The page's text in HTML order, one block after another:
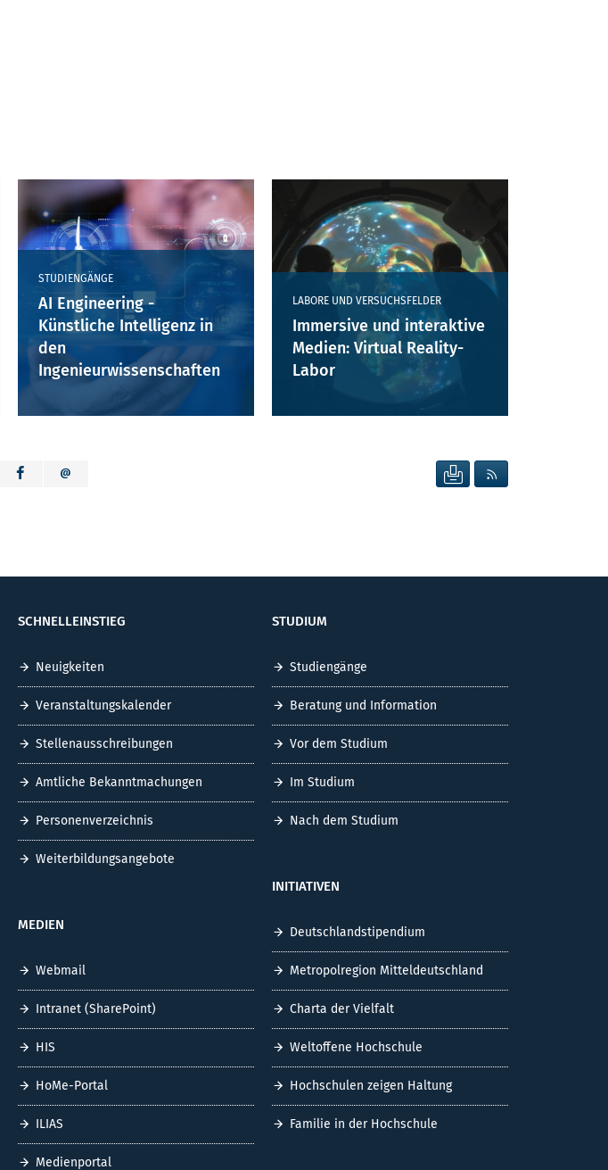
STUDIENGÄNGE
AI Engineering -
Künstliche Intelligenz in
den
Ingenieurwissenschaften
LABORE UND VERSUCHSFELDER
Immersive und interaktive
Medien: Virtual Reality-
Labor
SEITE DRUCKEN
SCHNELLEINSTIEG
Neuigkeiten
Veranstaltungskalender
Stellenausschreibungen
Amtliche Bekanntmachungen
Personenverzeichnis
Weiterbildungsangebote
MEDIEN
Webmail
Intranet (SharePoint)
HIS
HoMe-Portal
ILIAS
Medienportal
STUDIUM
Studiengänge
Beratung und Information
Vor dem Studium
Im Studium
Nach dem Studium
INITIATIVEN
Deutschlandstipendium
Metropolregion Mitteldeutschland
Charta der Vielfalt
Weltoffene Hochschule
Hochschulen zeigen Haltung
Familie in der Hochschule